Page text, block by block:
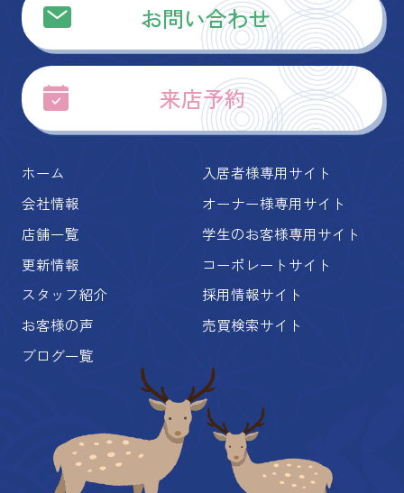
お問い合わせ
来店予約
ホーム
会社情報
店舗一覧
更新情報
スタッフ紹介
お客様の声
ブログ一覧
入居者様専用サイト
オーナー様専用サイト
学生のお客様専用サイト
コーポレートサイト
採用情報サイト
売買検索サイト